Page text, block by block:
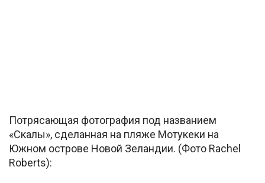
Потрясающая фотография под названием
«Скалы», сделанная на пляже Мотукеки на
Южном острове Новой Зеландии. (Фото Rachel
Roberts):